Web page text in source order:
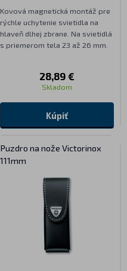
Kovová magnetická montáž pre
rýchle uchytenie svietidla na
hlaveň dlhej zbrane. Na svietidlá
s priemerom tela 23 až 26 mm.
28,89 €
Skladom
Kúpiť
Puzdro na nože Victorinox
111mm